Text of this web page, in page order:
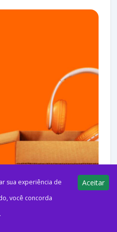
de volta em 2026 com
sua experiência de
você concorda
.
Aceitar